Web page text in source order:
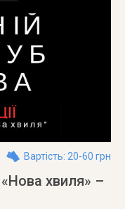
Вартість: 20-60 грн
«Нова хвиля» –